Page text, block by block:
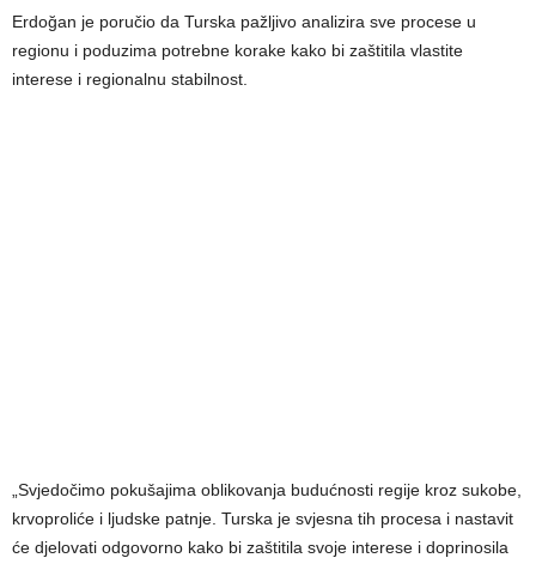
Erdoğan je poručio da Turska pažljivo analizira sve procese u
regionu i poduzima potrebne korake kako bi zaštitila vlastite
interese i regionalnu stabilnost.
„Svjedočimo pokušajima oblikovanja budućnosti regije kroz sukobe,
krvoproliće i ljudske patnje. Turska je svjesna tih procesa i nastavit
će djelovati odgovorno kako bi zaštitila svoje interese i doprinosila